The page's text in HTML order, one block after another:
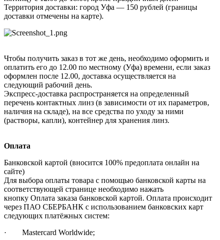
Территория доставки: город Уфа — 150 рублей (границы
доставки отмечены на карте).
Чтобы получить заказ в тот же день, необходимо оформить и
оплатить его до 12.00 по местному (Уфа) времени, если заказ
оформлен после 12.00, доставка осуществляется на
следующий рабочий день.
Экспресс-доставка распространяется на определенный
перечень контактных линз (в зависимости от их параметров,
наличия на складе), на все средства по уходу за ними
(растворы, капли), контейнер для хранения линз.
Оплата
Банковской картой (вносится 100% предоплата онлайн на
сайте)
Для выбора оплаты товара с помощью банковской карты на
соответствующей странице необходимо нажать
кнопку Оплата заказа банковской картой. Оплата происходит
через ПАО СБЕРБАНК с использованием банковских карт
следующих платёжных систем:
· Mastercard Worldwide;